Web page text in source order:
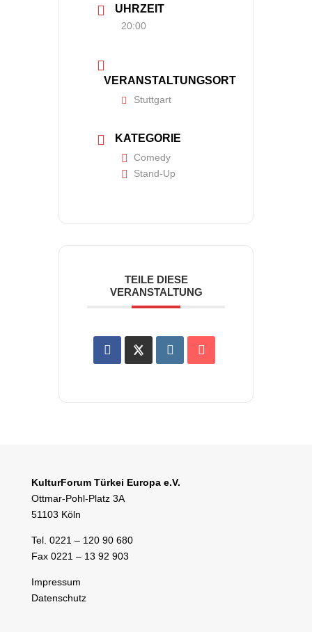
UHRZEIT
20:00
VERANSTALTUNGSORT
Stuttgart
KATEGORIE
Comedy
Stand-Up
TEILE DIESE
VERANSTALTUNG
KulturForum Türkei Europa e.V.
Ottmar-Pohl-Platz 3A
51103 Köln
Tel. 0221 – 120 90 680
Fax 0221 – 13 92 903
Impressum
Datenschutz